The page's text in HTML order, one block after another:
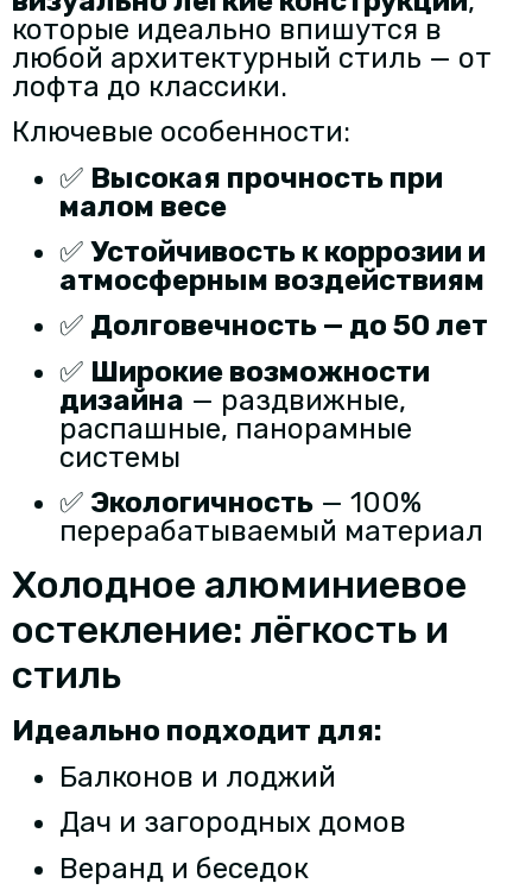
которые идеально впишутся в
любой архитектурный стиль — от
лофта до классики.
Ключевые особенности:
✅ Высокая прочность при
малом весе
✅ Устойчивость к коррозии и
атмосферным воздействиям
✅ Долговечность — до 50 лет
✅ Широкие возможности
дизайна — раздвижные,
распашные, панорамные
системы
✅ Экологичность — 100%
перерабатываемый материал
Холодное алюминиевое
остекление: лёгкость и
стиль
Идеально подходит для:
Балконов и лоджий
Дач и загородных домов
Веранд и беседок